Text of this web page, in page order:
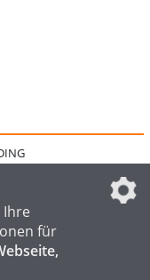
IMPRESSUM
für